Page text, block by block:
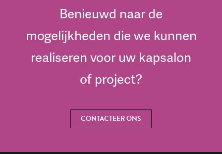
Benieuwd naar de
mogelijkheden die we kunnen
realiseren voor uw kapsalon
of project?
CONTACTEER ONS